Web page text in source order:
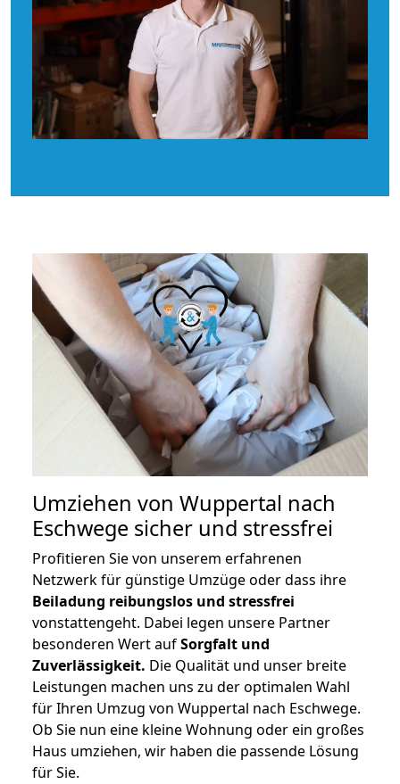
Umziehen von Wuppertal nach
Eschwege sicher und stressfrei
Profitieren Sie von unserem erfahrenen
Netzwerk für günstige Umzüge oder dass ihre
Beiladung reibungslos und stressfrei
vonstattengeht. Dabei legen unsere Partner
besonderen Wert aufSorgfalt und
Zuverlässigkeit. Die Qualität und unser breite
Leistungen machen uns zu der optimalen Wahl
für Ihren Umzug von Wuppertal nach Eschwege.
Ob Sie nun eine kleine Wohnung oder ein großes
Haus umziehen, wir haben die passende Lösung
für Sie.